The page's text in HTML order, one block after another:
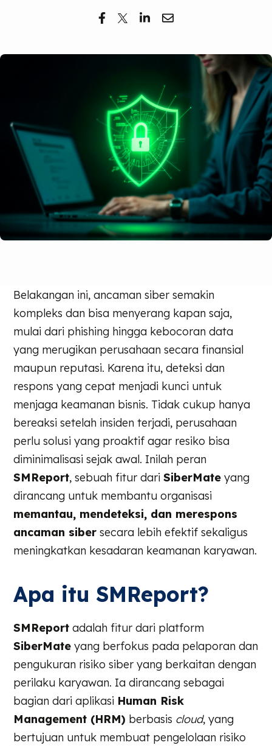
Belakangan ini, ancaman siber semakin
kompleks dan bisa menyerang kapan saja,
mulai dari phishing hingga kebocoran data
yang merugikan perusahaan secara finansial
maupun reputasi. Karena itu, deteksi dan
respons yang cepat menjadi kunci untuk
menjaga keamanan bisnis. Tidak cukup hanya
bereaksi setelah insiden terjadi, perusahaan
perlu solusi yang proaktif agar resiko bisa
diminimalisasi sejak awal. Inilah peran
SMReport, sebuah fitur dariSiberMate yang
dirancang untuk membantu organisasi
memantau, mendeteksi, dan merespons
ancaman siber secara lebih efektif sekaligus
meningkatkan kesadaran keamanan karyawan.
Apa itu SMReport?
SMReport adalah fitur dari platform
SiberMate yang berfokus pada pelaporan dan
pengukuran risiko siber yang berkaitan dengan
perilaku karyawan. Ia dirancang sebagai
bagian dari aplikasi Human Risk
Management (HRM) berbasis cloud, yang
bertujuan untuk membuat pengelolaan risiko